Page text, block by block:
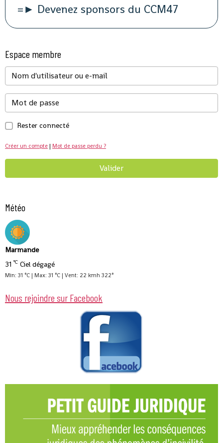
=► Devenez sponsors du CCM47
Espace membre
Rester connecté
Créer un compte | Mot de passe perdu ?
Valider
Météo
Marmande
31 °C Ciel dégagé
Min: 31 °C | Max: 31 °C | Vent: 22 kmh 322°
Nous rejoindre sur Facebook